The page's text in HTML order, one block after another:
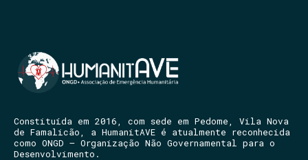
Constituída em 2016, com sede em Pedome, Vila Nova
de Famalicão, a HumanitAVE é atualmente reconhecida
como ONGD – Organização Não Governamental para o
Desenvolvimento.